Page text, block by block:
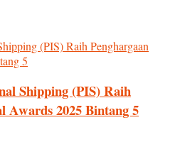
Shipping (PIS) Raih
Awards 2025 Bintang 5